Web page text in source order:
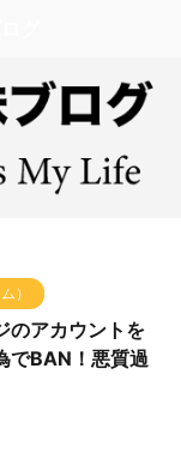
）
のアカウントを
でBAN！悪質過